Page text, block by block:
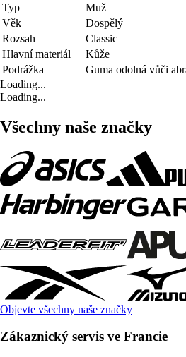
Typ
Muž
Věk
Dospělý
Rozsah
Classic
Hlavní materiál
Kůže
Podrážka
Guma odolná vůči
Loading...
Loading...
Všechny naše značky
Objevte všechny naše značky
Zákaznický servis ve Francie